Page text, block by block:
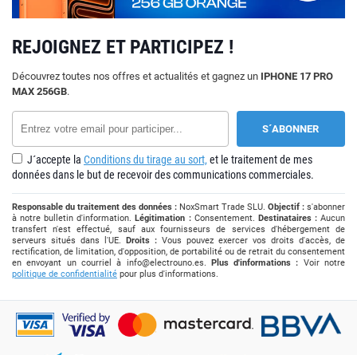
REJOIGNEZ ET PARTICIPEZ !
Découvrez toutes nos offres et actualités et gagnez un IPHONE 17 PRO
MAX 256GB.
J´accepte la Conditions du tirage au sort, et le traitement de mes
données dans le but de recevoir des communications commerciales.
Responsable du traitement des données : NoxSmart Trade SLU. Objectif : s'abonner
à notre bulletin d'information.Légitimation :Consentement. Destinataires :Aucun
transfert n'est effectué, sauf aux fournisseurs de services d'hébergement de
serveurs situés dans l'UE. Droits : Vous pouvez exercer vos droits d'accès, de
rectification, de limitation, d'opposition, de portabilité ou de retrait du consentement
en envoyant un courriel à info@electrouno.es. Plus d'informations : Voir notre
politique de confidentialité pour plus d'informations.